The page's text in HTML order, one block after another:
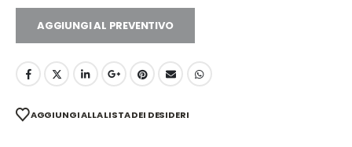
AGGIUNGI AL PREVENTIVO
AGGIUNGI ALLA LISTA DEI DESIDERI